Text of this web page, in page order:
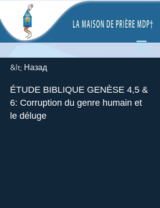
&lt; Назад
ÉTUDE BIBLIQUE GENÈSE 4,5 &
6: Corruption du genre humain et
le déluge